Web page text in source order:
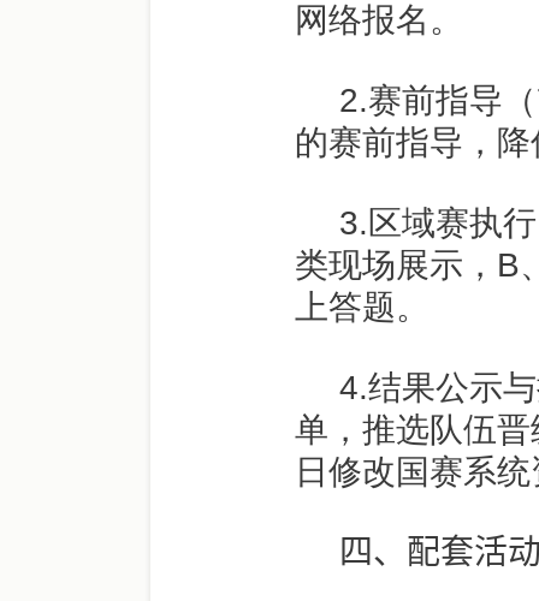
网络报名。
2.赛前指导（
的赛前指导，
3.区域赛执
类现场展示， B
上答题。
4.结果公示
单，推选队伍
日修改国赛系
四、配套活